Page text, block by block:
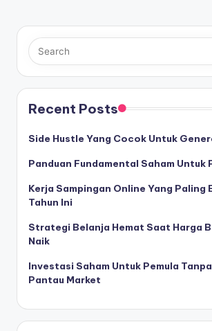
Recent Posts
Side Hustle Yang Cocok Untuk
Panduan Fundamental Saham Untuk
Kerja Sampingan Online Yang Paling
Tahun Ini
Strategi Belanja Hemat Saat Harga
Naik
Investasi Saham Untuk Pemula
Pantau Market